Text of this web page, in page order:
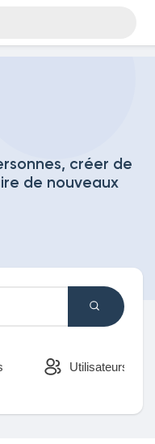
créer de
de nouveaux
Utilisateurs